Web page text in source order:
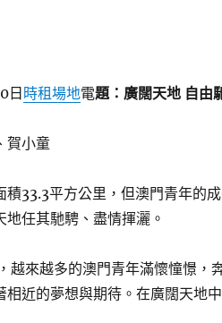
日 時租場地電題：廣闊天地 自
賀小童
積33.3平方公里，但澳門青年的
任其馳騁、盡情揮灑。
越來越多的澳門青年滿懷憧憬，
相近的夢想與期待。在廣闊天地